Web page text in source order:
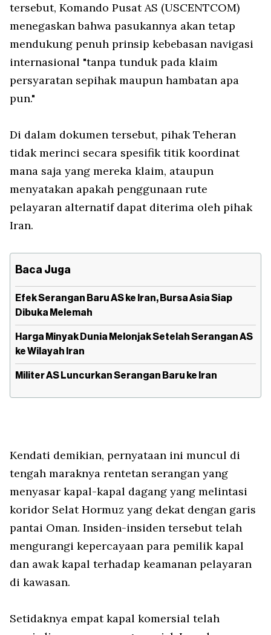
tersebut, Komando Pusat AS (USCENTCOM)
menegaskan bahwa pasukannya akan tetap
mendukung penuh prinsip kebebasan navigasi
internasional "tanpa tunduk pada klaim
persyaratan sepihak maupun hambatan apa
pun."
Di dalam dokumen tersebut, pihak Teheran
tidak merinci secara spesifik titik koordinat
mana saja yang mereka klaim, ataupun
menyatakan apakah penggunaan rute
pelayaran alternatif dapat diterima oleh pihak
Iran.
Baca Juga
Efek Serangan Baru AS ke Iran, Bursa Asia Siap
Dibuka Melemah
Harga Minyak Dunia Melonjak Setelah Serangan AS
ke Wilayah Iran
Militer AS Luncurkan Serangan Baru ke Iran
Kendati demikian, pernyataan ini muncul di
tengah maraknya rentetan serangan yang
menyasar kapal-kapal dagang yang melintasi
koridor Selat Hormuz yang dekat dengan garis
pantai Oman. Insiden-insiden tersebut telah
mengurangi kepercayaan para pemilik kapal
dan awak kapal terhadap keamanan pelayaran
di kawasan.
Setidaknya empat kapal komersial telah